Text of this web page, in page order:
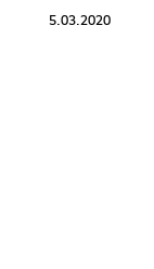
5.03.2020